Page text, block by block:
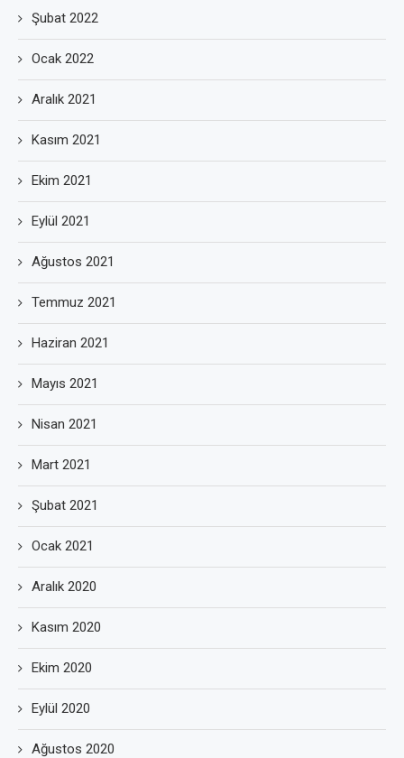
Şubat 2022
Ocak 2022
Aralık 2021
Kasım 2021
Ekim 2021
Eylül 2021
Ağustos 2021
Temmuz 2021
Haziran 2021
Mayıs 2021
Nisan 2021
Mart 2021
Şubat 2021
Ocak 2021
Aralık 2020
Kasım 2020
Ekim 2020
Eylül 2020
Ağustos 2020